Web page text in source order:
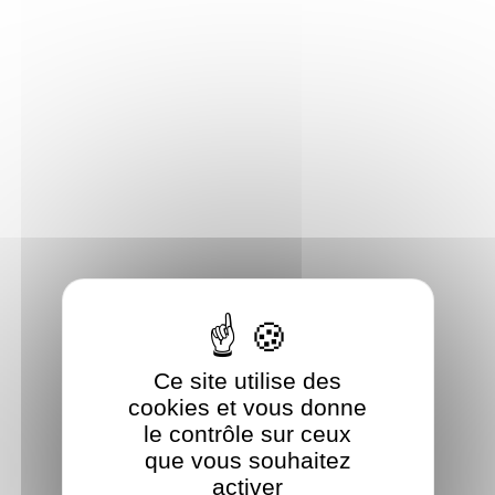
Ce site utilise des
cookies et vous donne
le contrôle sur ceux
que vous souhaitez
activer